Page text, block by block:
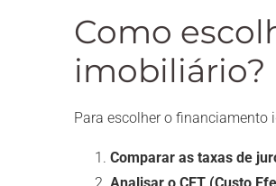
Como
imobiliário?
Para escolher o financiamento
Comparar as taxas de